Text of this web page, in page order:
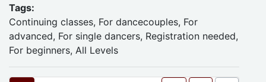
Tags:
Continuing classes, For dancecouples, For
advanced, For single dancers, Registration needed,
For beginners, All Levels